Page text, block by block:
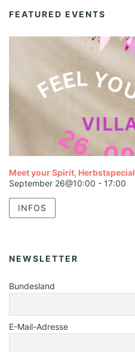
FEATURED EVENTS
Meet your Spirit, Herbstspecial
September 26@10:00 - 17:00
INFOS
NEWSLETTER
Bundesland
E-Mail-Adresse